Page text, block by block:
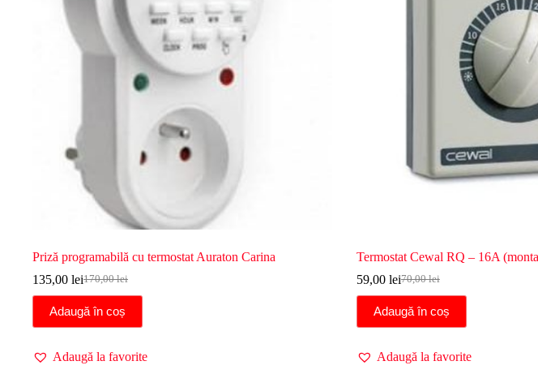
Priză programabilă cu termostat Auraton Carina
170,00lei
Prețul
inițial
a
fost:
135,00 leiPrețul
curent
este:
135,00 lei.
Adaugă în coș
Adaugă la favorite
Termostat Cewal RQ – 16A
70,00lei
Prețul
inițial
a
fost:
59,00 leiPrețul
curent
este:
59,00 lei.
Adaugă în coș
Adaugă la favorite